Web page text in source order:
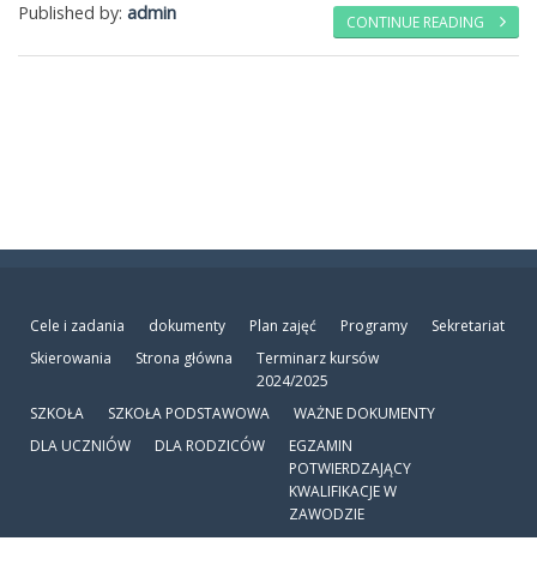
CONTINUE READING
Published by: admin
Cele i zadania dokumenty Plan zajęć Programy
Sekretariat
Skierowania
Strona główna
Terminarz kursów
2024/2025
SZKOŁA
SZKOŁA PODSTAWOWA
WAŻNE DOKUMENTY
DLA UCZNIÓW
DLA RODZICÓW
EGZAMIN
POTWIERDZAJĄCY
KWALIFIKACJE W
ZAWODZIE